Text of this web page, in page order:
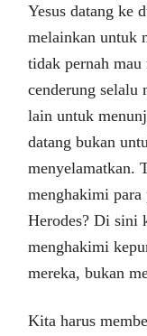
Yesus datang ke
melainkan untuk
tidak pernah
cenderung selalu
lain untuk
datang bukan
menyelamatkan.
menghakimi
Herodes? Di sini
menghakimi
mereka, bukan
Kita harus